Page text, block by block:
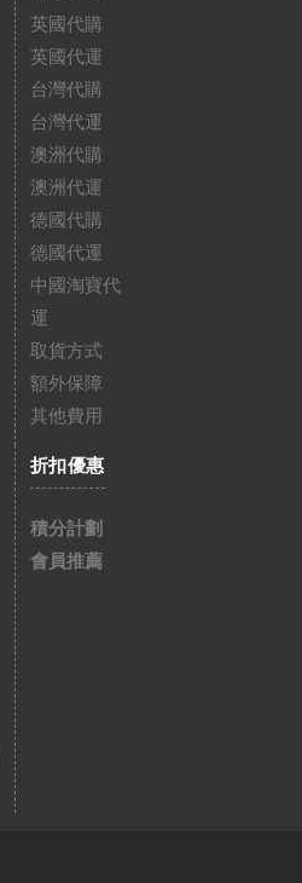
英國代購
英國代運
台灣代購
台灣代運
澳洲代購
澳洲代運
德國代購
德國代運
中國淘寶代
運
取貨方式
額外保障
其他費用
折扣優惠
積分計劃
會員推薦